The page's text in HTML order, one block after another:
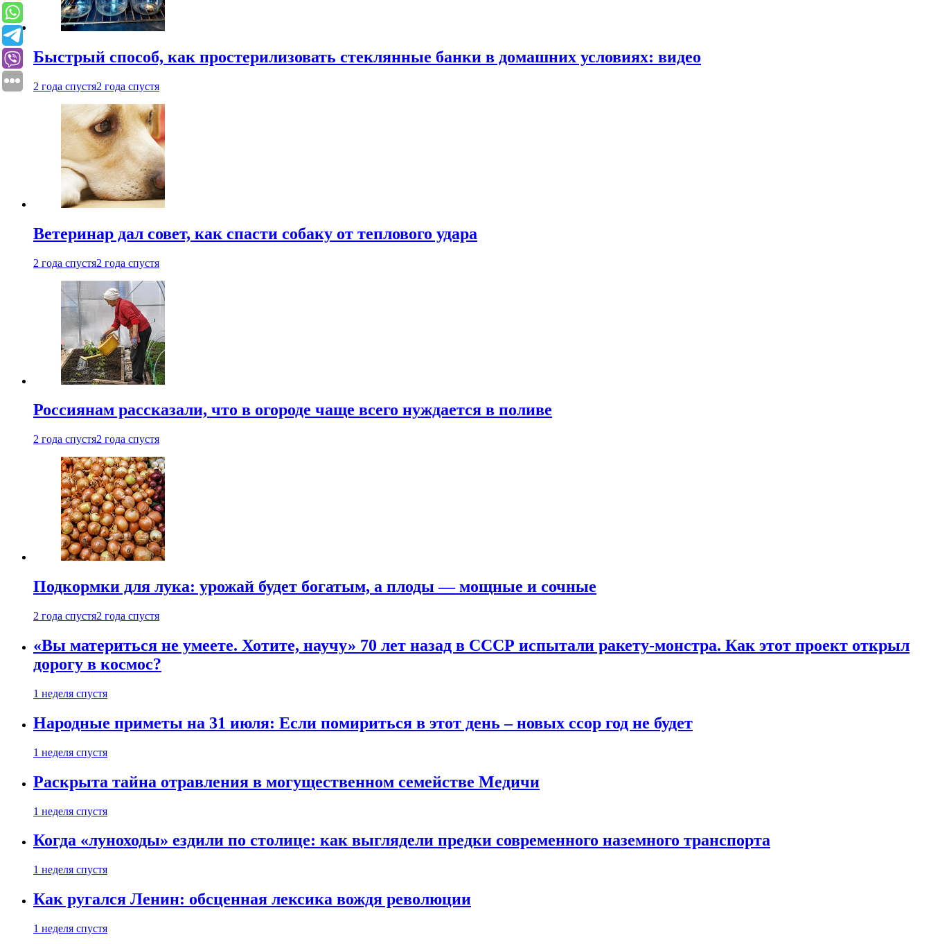
Быстрый способ, как простерилизовать стеклянные банки в домашних условиях: видео
2 года спустя2 года спустя
Ветеринар дал совет, как спасти собаку от теплового удара
2 года спустя2 года спустя
Россиянам рассказали, что в огороде чаще всего нуждается в поливе
2 года спустя2 года спустя
Подкормки для лука: урожай будет богатым, а плоды — мощные и сочные
2 года спустя2 года спустя
«Вы материться не умеете. Хотите, научу» 70 лет назад в СССР испытали ракету-монстра. Как этот проект открыл
дорогу в космос?
1 неделя спустя
Народные приметы на 31 июля: Если помириться в этот день – новых ссор год не будет
1 неделя спустя
Раскрыта тайна отравления в могущественном семействе Медичи
1 неделя спустя
Когда «луноходы» ездили по столице: как выглядели предки современного наземного транспорта
1 неделя спустя
Как ругался Ленин: обсценная лексика вождя революции
1 неделя спустя